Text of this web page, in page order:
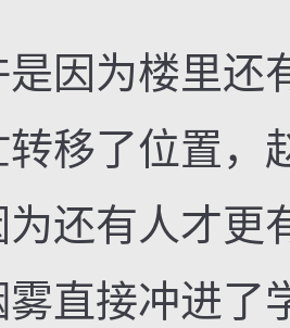
为楼里还
转移了位置，
还有人才更
直接冲进了